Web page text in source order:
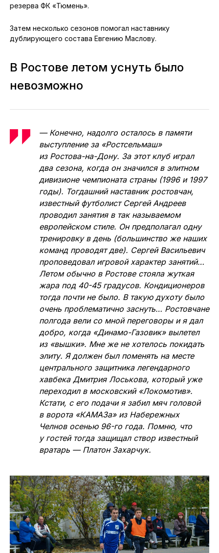
резерва ФК «Тюмень».
Затем несколько сезонов помогал наставнику
дублирующего состава Евгению Маслову.
В Ростове летом уснуть было
невозможно
— Конечно, надолго осталось в памяти
выступление за «Ростсельмаш»
из Ростова-на-Дону. За этот клуб играл
два сезона, когда он значился в элитном
дивизионе чемпионата страны (1996 и 1997
годы). Тогдашний наставник ростовчан,
известный футболист Сергей Андреев
проводил занятия в так называемом
европейском стиле. Он предполагал одну
тренировку в день (большинство же наших
команд проводят две). Сергей Васильевич
проповедовал игровой характер занятий…
Летом обычно в Ростове стояла жуткая
жара под 40-45 градусов. Кондиционеров
тогда почти не было. В такую духоту было
очень проблематично заснуть… Ростовчане
полгода вели со мной переговоры и я дал
добро, когда «Динамо-Газовик» вылетел
из «вышки». Мне же не хотелось покидать
элиту. Я должен был поменять на месте
центрального защитника легендарного
хавбека Дмитрия Лоськова, который уже
переходил в московский «Локомотив».
Кстати, с его подачи я забил мяч головой
в ворота «КАМАЗа» из Набережных
Челнов осенью 96-го года. Помню, что
у гостей тогда защищал створ известный
вратарь — Платон Захарчук.